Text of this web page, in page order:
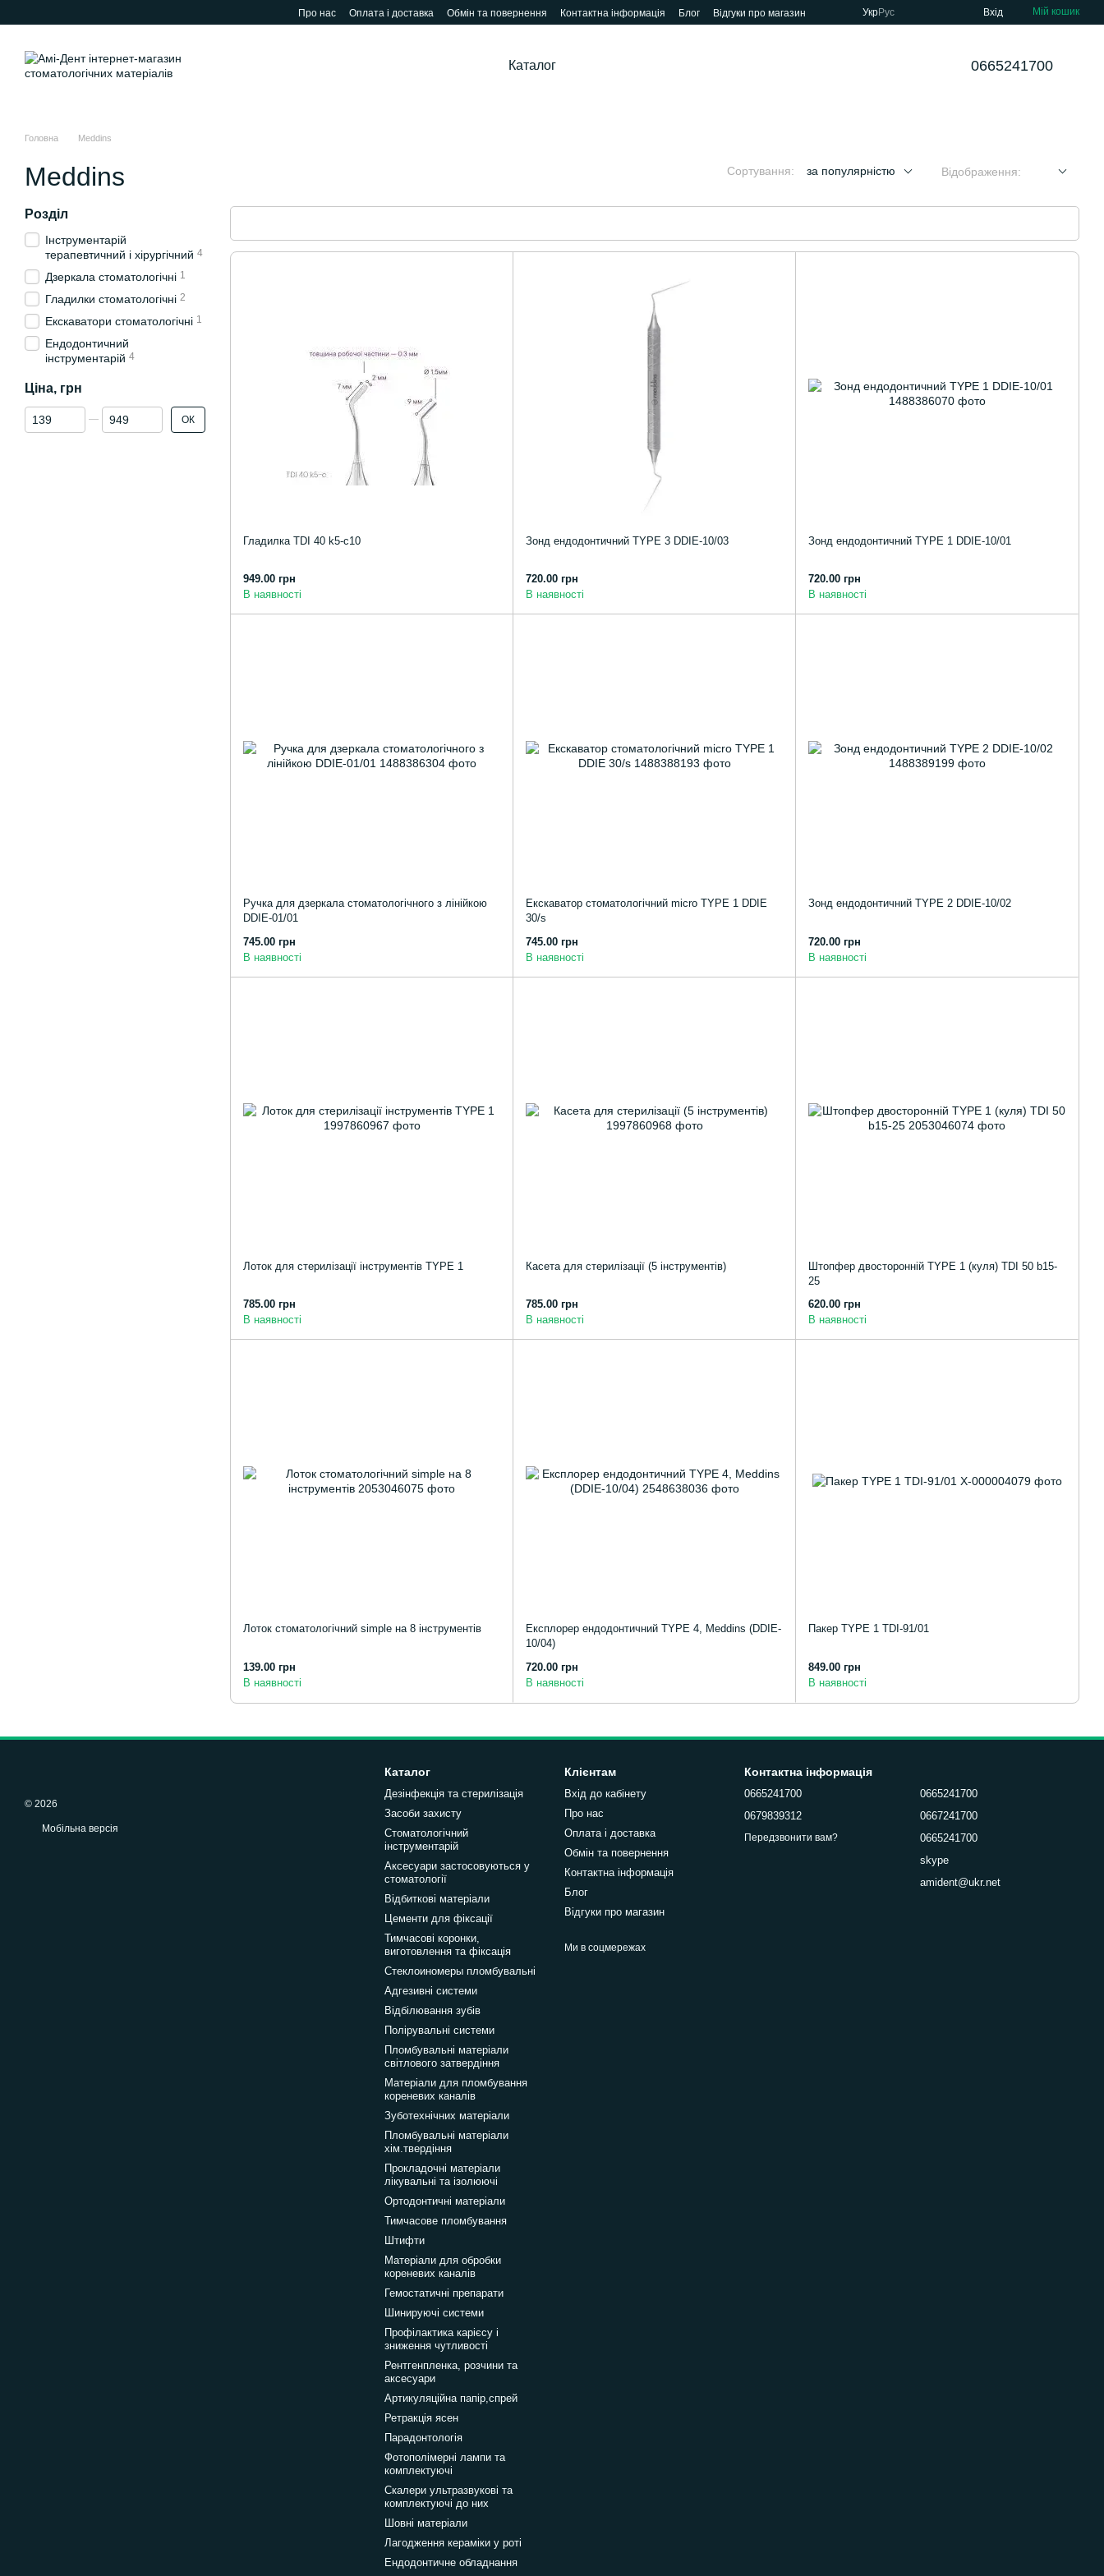
Про нас Оплата і доставка Обмін та повернення Контактна інформація Блог Відгуки про магазин УкрРус Вхід Мій кошик
Каталог 0665241700
Головна Meddins
Meddins Сортування: за популярністю Відображення:
Гладилка TDI 40 k5-c10
949.00 грн
В наявності
Зонд ендодонтичний TYPE 3 DDIE-10/03
720.00 грн
В наявності
Зонд ендодонтичний TYPE 1 DDIE-10/01
720.00 грн
В наявності
Ручка для дзеркала стоматологічного з лінійкою
DDIЕ-01/01
745.00 грн
В наявності
Екскаватор стоматологічний micro TYPE 1 DDIЕ
30/s
745.00 грн
В наявності
Зонд ендодонтичний TYPE 2 DDIE-10/02
720.00 грн
В наявності
Лоток для стерилізації інструментів TYPE 1
785.00 грн
В наявності
Касета для стерилізації (5 інструментів)
785.00 грн
В наявності
Штопфер двосторонній TYPE 1 (куля) TDI 50 b15-
25
620.00 грн
В наявності
Лоток стоматологічний simple на 8 інструментів
139.00 грн
В наявності
Експлорер ендодонтичний TYPE 4, Meddins (DDIE-
10/04)
720.00 грн
В наявності
Пакер TYPE 1 TDI-91/01
849.00 грн
В наявності
Розділ
Інструментарій
терапевтичний і хірургічний 4
Дзеркала стоматологічні 1
Гладилки стоматологічні 2
Екскаватори стоматологічні 1
Ендодонтичний
інструментарій 4
Ціна, грн
Від Ціна, грн
До Ціна, грн ОК
© 2026
Мобільна версія
Каталог
Дезінфекція та стерилізація
Засоби захисту
Стоматологічний
інструментарій
Аксесуари застосовуються у
стоматології
Відбиткові матеріали
Цементи для фіксації
Тимчасові коронки,
виготовлення та фіксація
Стеклоиномеры пломбувальні
Адгезивні системи
Відбілювання зубів
Полірувальні системи
Пломбувальні матеріали
світлового затвердіння
Матеріали для пломбування
кореневих каналів
Зуботехнічних матеріали
Пломбувальні матеріали
хім.твердіння
Прокладочні матеріали
лікувальні та ізолюючі
Ортодонтичні матеріали
Тимчасове пломбування
Штифти
Матеріали для обробки
кореневих каналів
Гемостатичні препарати
Шинируючі системи
Профілактика карієсу і
зниження чутливості
Рентгенпленка, розчини та
аксесуари
Артикуляційна папір,спрей
Ретракція ясен
Парадонтологія
Фотополімерні лампи та
комплектуючі
Скалери ультразвукові та
комплектуючі до них
Шовні матеріали
Лагодження кераміки у роті
Ендодонтичне обладнання
Клієнтам
Вхід до кабінету
Про нас
Оплата і доставка
Обмін та повернення
Контактна інформація
Блог
Відгуки про магазин
Ми в соцмережах
Контактна інформація
0665241700
0679839312
Передзвонити вам?
0665241700
0667241700
0665241700
skype
amident@ukr.net